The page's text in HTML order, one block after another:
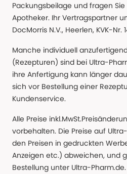
Packungsbeilage und fragen
Apotheker. Ihr Vertragspartner
DocMorris N.V., Heerlen, KVK-Nr.
Manche individuell
(Rezepturen) sind bei Ultra-
ihre Anfertigung kann länger
sich vor Bestellung einer
Kundenservice.
Alle Preise
vorbehalten. Die Preise auf
den Preisen in gedruckten
Anzeigen etc.) abweichen, und
Bestellung unter Ultra-